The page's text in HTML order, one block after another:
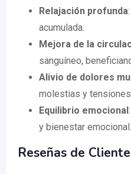
Relajación profunda
acumulada.
Mejora de la
sanguíneo,
Alivio de dolores
molestias y
Equilibrio emocional
y bienestar emocional.
Reseñas de